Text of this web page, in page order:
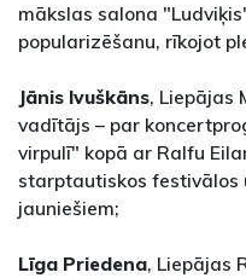
mākslas salona
popularizēšanu, rīkojot
Jānis Ivuškāns, Liepājas
vadītājs – par
virpulī" kopā ar Ralfu
starptautiskos festivālos
jauniešiem;
Līga Priedena, Liepājas